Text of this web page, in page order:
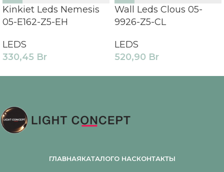
Kinkiet Leds Nemesis
05-E162-Z5-EH
LEDS
330,45 Br
Wall Leds Clous 05-
9926-Z5-CL
LEDS
520,90 Br
ГЛАВНАЯКАТАЛОГО НАСКОНТАКТЫ